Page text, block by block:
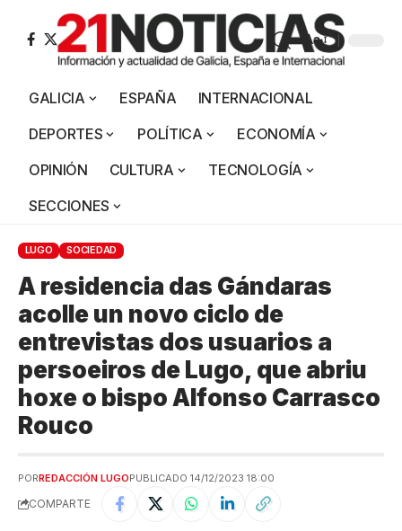
Aa
GALICIA ESPAÑA
INTERNACIONAL
DEPORTES
POLÍTICA
ECONOMÍA
OPINIÓN
CULTURA
TECNOLOGÍA
SECCIONES
LUGO SOCIEDAD
A residencia das Gándaras
acolle un novo ciclo de
entrevistas dos usuarios a
persoeiros de Lugo, que abriu
hoxe o bispo Alfonso Carrasco
Rouco
PORREDACCIÓN LUGOPUBLICADO 14/12/2023 18:00
COMPARTE